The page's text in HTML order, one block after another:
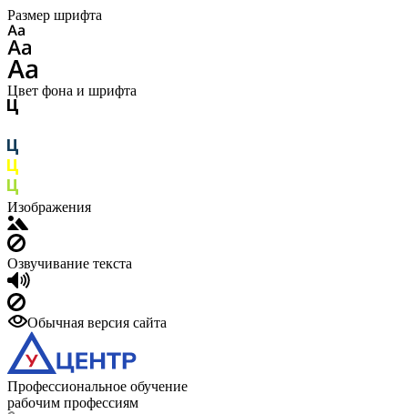
Размер шрифта
Цвет фона и шрифта
Изображения
Озвучивание текста
Обычная версия сайта
Профессиональное обучение
рабочим профессиям